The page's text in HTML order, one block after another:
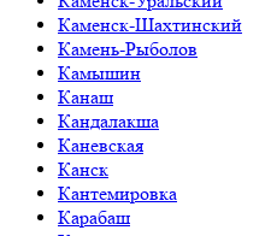
Каменск-Шахтинский
Камень-Рыболов
Камышин
Канаш
Кандалакша
Каневская
Канск
Кантемировка
Карабаш